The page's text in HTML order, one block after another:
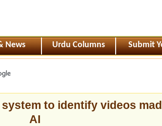
News Urdu Columns Submit
to identify videos
AI